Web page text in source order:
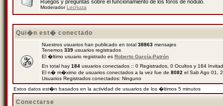
Ruegos y preguntas sobre el funcionamiento de los foros de nódulo.
ModeradorLechuza
Qui�n est� conectado
Nuestros usuarios han publicado en total 38863 mensajes
Tenemos 339 usuarios registrados
El �ltimo usuario registrado es Roberto García-Patrón
En total hay 184 usuarios conectados :: 0 Registrados, 0 Ocultos y 184
El n� m�ximo de usuarios conectados a la vez fue de 8082 el Sab Ago 01,
Usuarios Registrados conectados: Ninguno
Estos datos est�n basados en la actividad de usuarios de los �ltimos 5 minutos
Conectarse